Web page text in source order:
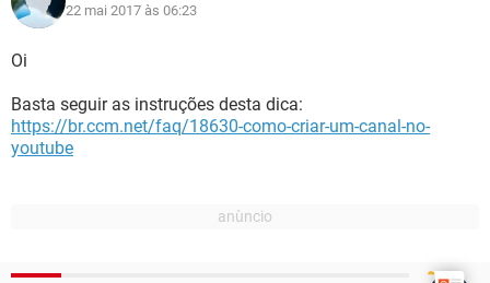
22 mai 2017 às 06:23
Oi
Basta seguir as instruções desta dica:
https://br.ccm.net/faq/18630-como-criar-um-canal-no-
youtube